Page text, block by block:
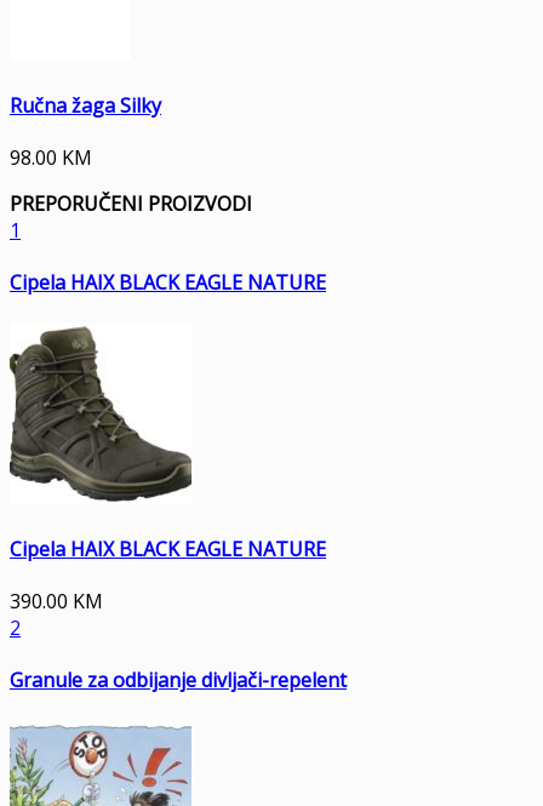
Ručna žaga Silky
98.00 KM
PREPORUČENI PROIZVODI
1
Cipela HAIX BLACK EAGLE NATURE
Cipela HAIX BLACK EAGLE NATURE
390.00 KM
2
Granule za odbijanje divljači-repelent